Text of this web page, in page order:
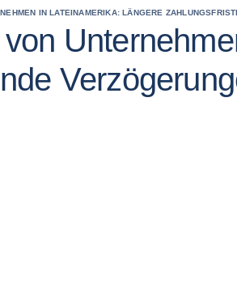
IN LATEINAMERIKA: LÄNGERE